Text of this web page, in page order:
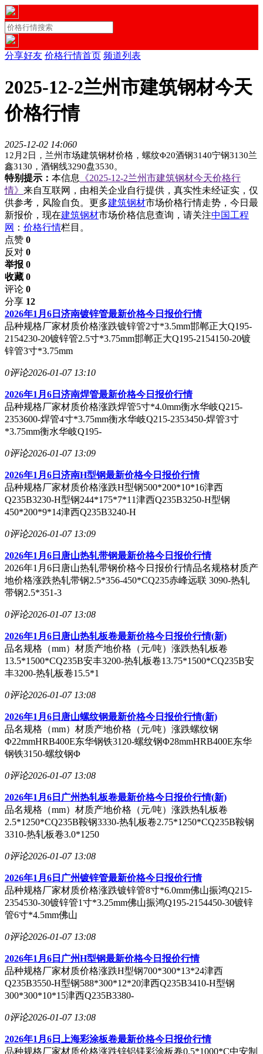
分享好友 价格行情首页 频道列表
2025-12-2兰州市建筑钢材今天
价格行情
2025-12-02 14:060
12月2日，兰州市场建筑钢材价格，螺纹Φ20酒钢3140宁钢3130兰
鑫3130，酒钢线3290盘3530。
特别提示： 本信息
《2025-12-2兰州市建筑钢材今天价格行
情》 来自互联网，由相关企业自行提供，真实性未经证实，仅
供参考，风险自负。更多建筑钢材市场价格行情走势，今日最
新报价，现在建筑钢材市场价格信息查询，请关注中国工程
网 ： 价格行情栏目。
点赞 0
反对 0
举报 0
收藏 0
评论 0
分享 12
2026年1月6日济南镀锌管最新价格今日报价行情
品种规格厂家材质价格涨跌镀锌管2寸*3.5mm邯郸正大Q195-
2154230-20镀锌管2.5寸*3.75mm邯郸正大Q195-2154150-20镀
锌管3寸*3.75mm
0评论2026-01-07 13:10
2026年1月6日济南焊管最新价格今日报价行情
品种规格厂家材质价格涨跌焊管5寸*4.0mm衡水华岐Q215-
2353600-焊管4寸*3.75mm衡水华岐Q215-2353450-焊管3寸
*3.75mm衡水华岐Q195-
0评论2026-01-07 13:09
2026年1月6日济南H型钢最新价格今日报价行情
品种规格厂家材质价格涨跌H型钢500*200*10*16津西
Q235B3230-H型钢244*175*7*11津西Q235B3250-H型钢
450*200*9*14津西Q235B3240-H
0评论2026-01-07 13:09
2026年1月6日唐山热轧带钢最新价格今日报价行情
2026年1月6日唐山热轧带钢价格今日报价行情品名规格材质产
地价格涨跌热轧带钢2.5*356-450*CQ235赤峰远联 3090-热轧
带钢2.5*351-3
0评论2026-01-07 13:08
2026年1月6日唐山热轧板卷最新价格今日报价行情(新)
品名规格（mm）材质产地价格（元/吨）涨跌热轧板卷
13.5*1500*CQ235B安丰3200-热轧板卷13.75*1500*CQ235B安
丰3200-热轧板卷15.5*1
0评论2026-01-07 13:08
2026年1月6日唐山螺纹钢最新价格今日报价行情(新)
品名规格（mm）材质产地价格（元/吨）涨跌螺纹钢
Φ22mmHRB400E东华钢铁3120-螺纹钢Φ28mmHRB400E东华
钢铁3150-螺纹钢Φ
0评论2026-01-07 13:08
2026年1月6日广州热轧板卷最新价格今日报价行情(新)
品名规格（mm）材质产地价格（元/吨）涨跌热轧板卷
2.5*1250*CQ235B鞍钢3330-热轧板卷2.75*1250*CQ235B鞍钢
3310-热轧板卷3.0*1250
0评论2026-01-07 13:08
2026年1月6日广州镀锌管最新价格今日报价行情
品种规格厂家材质价格涨跌镀锌管8寸*6.0mm佛山振鸿Q215-
2354530-30镀锌管1寸*3.25mm佛山振鸿Q195-2154450-30镀锌
管6寸*4.5mm佛山
0评论2026-01-07 13:08
2026年1月6日广州H型钢最新价格今日报价行情
品种规格厂家材质价格涨跌H型钢700*300*13*24津西
Q235B3550-H型钢588*300*12*20津西Q235B3410-H型钢
300*300*10*15津西Q235B3380-
0评论2026-01-07 13:08
2026年1月6日上海彩涂板卷最新价格今日报价行情
品种规格厂家材质价格涨跌锌铝镁彩涂板卷0.5*1000*C中安制